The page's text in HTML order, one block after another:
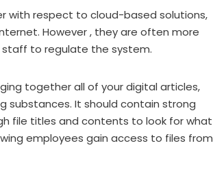
with respect to cloud-based solutions,
However , they are often more
staff to regulate the system.
together all of your digital articles,
substances. It should contain strong
file titles and contents to look for what
employees gain access to files from